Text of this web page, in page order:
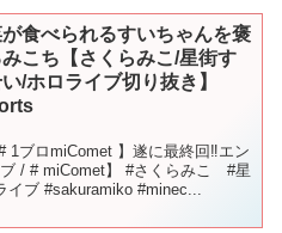
食べられるすいちゃんを褒
こち【さくらみこ/星街す
/ホロライブ切り抜き】
1ブロmiComet 】遂に最終回‼エン
/ # miComet】 #さくらみこ #星
ブ #sakuramiko #minec...